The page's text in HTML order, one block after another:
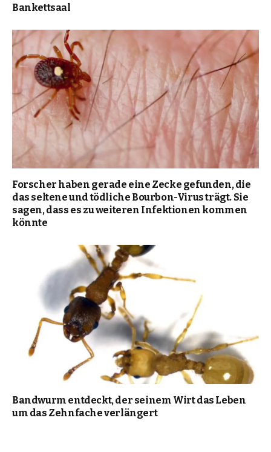
Bankettsaal
Forscher haben gerade eine Zecke gefunden, die
das seltene und tödliche Bourbon-Virus trägt. Sie
sagen, dass es zu weiteren Infektionen kommen
könnte
Bandwurm entdeckt, der seinem Wirt das Leben
um das Zehnfache verlängert